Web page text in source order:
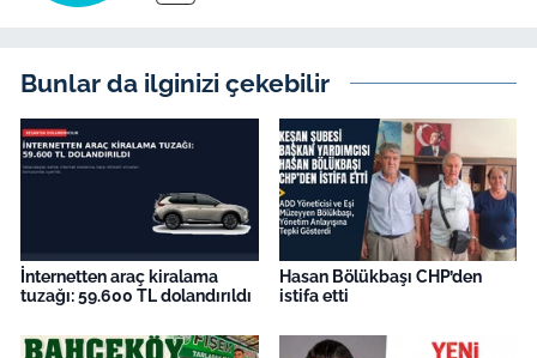
Bunlar da ilginizi çekebilir
İnternetten araç kiralama
tuzağı: 59.600 TL dolandırıldı
Hasan Bölükbaşı CHP’den
istifa etti